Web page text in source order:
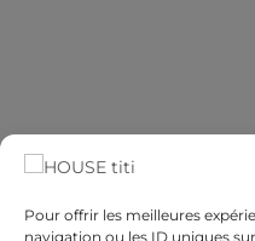
Pour offrir les meilleures
navigation ou les ID uniques